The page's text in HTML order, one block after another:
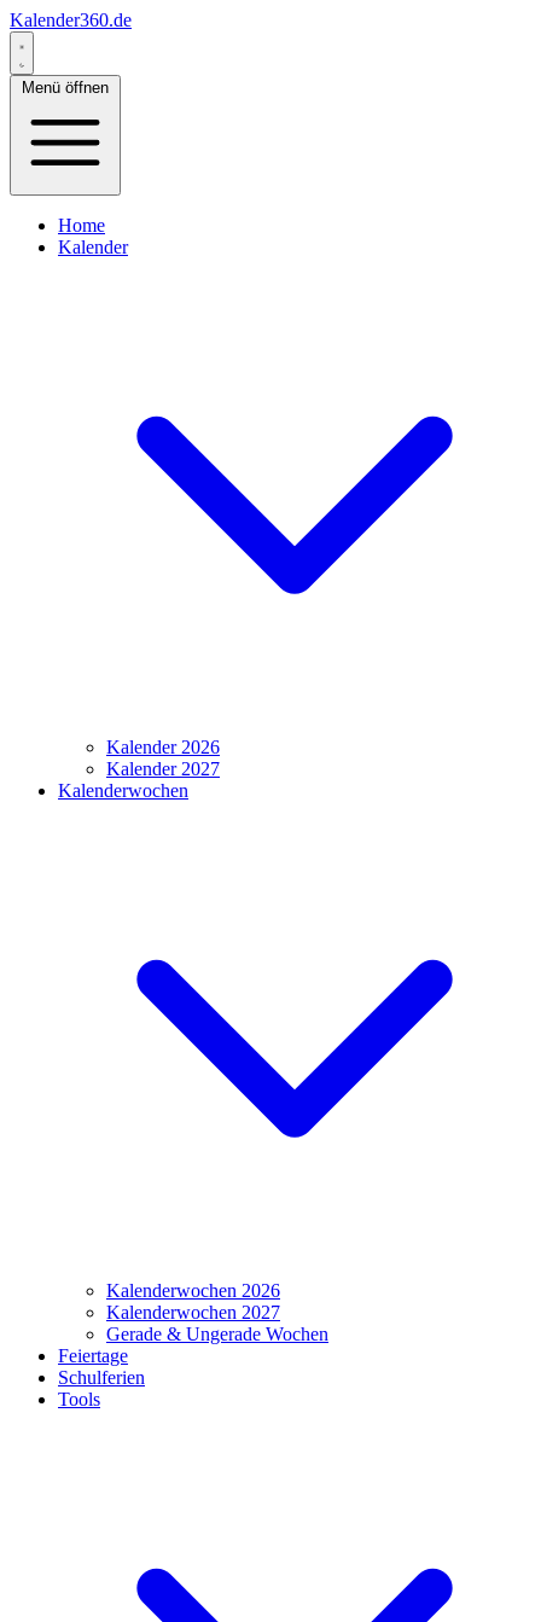
Kalender360.de
Menü öffnen
Home
Kalender
Kalender 2026
Kalender 2027
Kalenderwochen
Kalenderwochen 2026
Kalenderwochen 2027
Gerade & Ungerade Wochen
Feiertage
Schulferien
Tools